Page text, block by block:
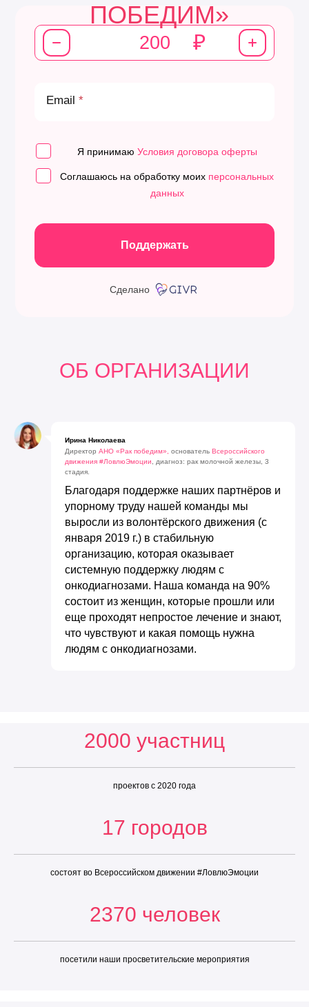
ПОБЕДИМ»
₽
Email
Я принимаю Условия договора оферты
Соглашаюсь на обработку моих персональных
данных
Поддержать
Сделано
ОБ ОРГАНИЗАЦИИ
Ирина Николаева
Директор АНО «Рак победим», основатель Всероссийского
движения #ЛовлюЭмоции , диагноз: рак молочной железы, 3
стадия.
Благодаря поддержке наших партнёров и
упорному труду нашей команды мы
выросли из волонтёрского движения (с
января 2019 г.) в стабильную
организацию, которая оказывает
системную поддержку людям с
онкодиагнозами. Наша команда на 90%
состоит из женщин, которые прошли или
еще проходят непростое лечение и знают,
что чувствуют и какая помощь нужна
людям с онкодиагнозами.
2000 участниц
проектов с 2020 года
17 городов
состоят во Всероссийском движении #ЛовлюЭмоции
2370 человек
посетили наши просветительские мероприятия